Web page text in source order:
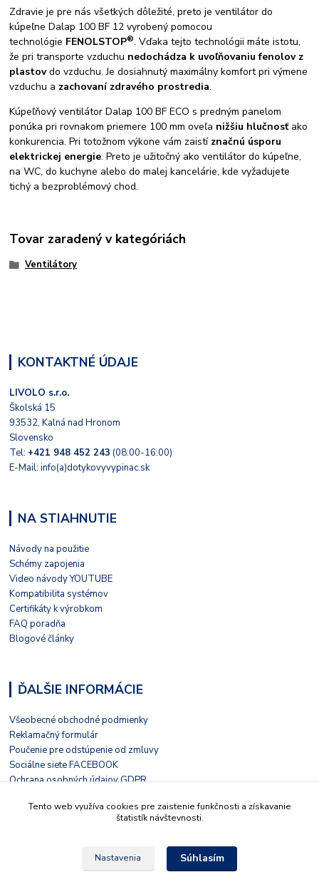
Zdravie je pre nás všetkých dôležité, preto je ventilátor do
kúpeľne Dalap 100 BF 12 vyrobený pomocou
technológie FENOLSTOP®. Vďaka tejto technológii máte istotu,
že pri transporte vzduchu nedochádza k uvoľňovaniu fenolov z
plastovdo vzduchu. Je dosiahnutý maximálny komfort pri výmene
vzduchu a zachovaní zdravého prostredia.
Kúpeľňový ventilátor Dalap 100 BF ECO s predným panelom
ponúka pri rovnakom priemere 100 mm oveľa nižšiu hlučnosťako
konkurencia. Pri totožnom výkone vám zaistí značnú úsporu
elektrickej energie. Preto je užitočný ako ventilátor do kúpeľne,
na WC, do kuchyne alebo do malej kancelárie, kde vyžadujete
tichý a bezproblémový chod.
Tovar zaradený v kategóriách
Ventilátory
KONTAKTNÉ ÚDAJE
LIVOLO s.r.o.
Školská 15
93532, Kalná nad Hronom
Slovensko
Tel: +421 948 452 243 (08:00-16:00)
E-Mail: info(a)dotykovyvypinac.sk
NA STIAHNUTIE
Návody na použitie
Schémy zapojenia
Video návody YOUTUBE
Kompatibilita systémov
Certifikáty k výrobkom
FAQ poradňa
Blogové články
ĎALŠIE INFORMÁCIE
Všeobecné obchodné podmienky
Reklamačný formulár
Poučenie pre odstúpenie od zmluvy
Sociálne siete FACEBOOK
Ochrana osobných údajov GDPR
Kontaktný formulár
Tento web využíva cookies pre zaistenie funkčnosti a získavanie
štatistík návštevnosti.
Nastavenia Súhlasím